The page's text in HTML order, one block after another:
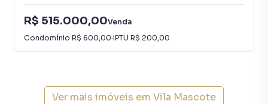
R$ 515.000,00Venda
Condomínio R$ 600,00·IPTU R$ 200,00
Ver mais imóveis em Vila Mascote